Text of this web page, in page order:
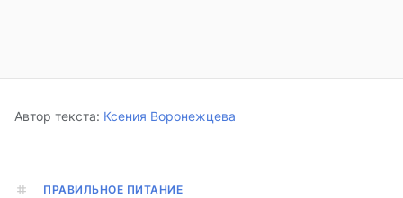
Автор текста: Ксения Воронежцева
ПРАВИЛЬНОЕ ПИТАНИЕ